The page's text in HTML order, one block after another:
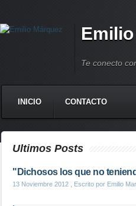
Te conecto
INICIO CONTACTO
Ultimos Posts
"Dichosos los que no
13 Noviembre 2012 , Escrito por Emilio